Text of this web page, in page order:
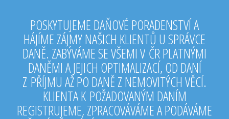
POSKYTUJEME DAŇOVÉ PORADENSTVÍ A
HÁJÍME ZÁJMY NAŠICH KLIENTŮ U SPRÁVCE
DANĚ. ZABÝVÁME SE VŠEMI V ČR PLATNÝMI
DANĚMI A JEJICH OPTIMALIZACÍ, OD DANÍ
Z PŘÍJMU AŽ PO DANĚ Z NEMOVITÝCH VĚCÍ.
KLIENTA K POŽADOVANÝM DANÍM
REGISTRUJEME, ZPRACOVÁVÁME A PODÁVÁME